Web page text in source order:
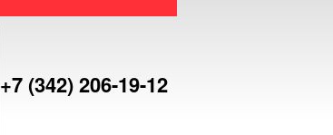
+7 (342) 206-19-12